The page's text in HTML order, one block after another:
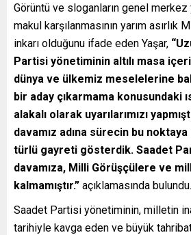
Görüntü ve sloganların genel
makul karşılanmasının yarım asırlık
inkarı olduğunu ifade eden Yaşar,
Partisi yönetiminin altılı masa
dünya ve ülkemiz meselelerine
bir aday çıkarmama konusundaki
alakalı olarak uyarılarımızı
davamız adına sürecin bu
türlü gayreti gösterdik. Saadet
davamıza, Milli Görüşçülere ve
kalmamıştır.” açıklamasında bulundu.
Saadet Partisi yönetiminin, milletin
tarihiyle kavga eden ve büyük